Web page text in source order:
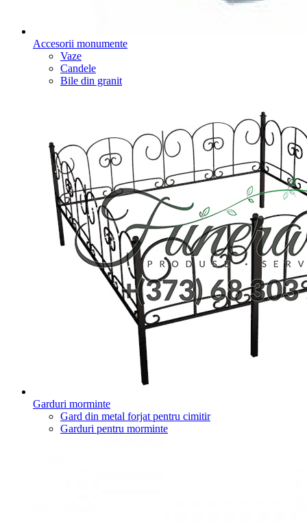
Accesorii monumente
Vaze
Candele
Bile din granit
Garduri morminte
Gard din metal forjat pentru cimitir
Garduri pentru morminte